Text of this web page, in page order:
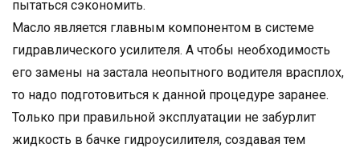
пытаться сэкономить.
Масло является главным компонентом в системе
гидравлического усилителя. А чтобы необходимость
его замены на застала неопытного водителя врасплох,
то надо подготовиться к данной процедуре заранее.
Только при правильной эксплуатации не забурлит
жидкость в бачке гидроусилителя, создавая тем